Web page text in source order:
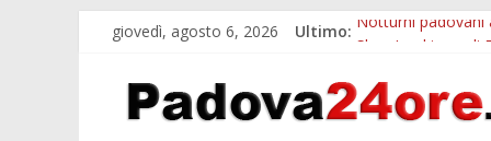
giovedì, agosto 6, 2026 Ultimo: Notturni padovani
Orto Botanico
Concorso
Euganea Film